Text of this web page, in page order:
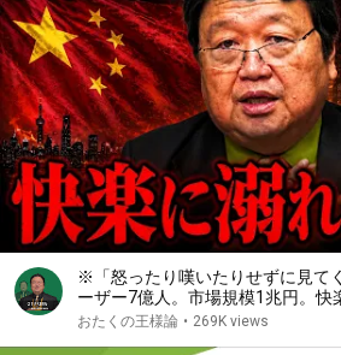
※「怒ったり嘆いたりせずに見て
ーザー7億人。市場規模1兆円。快
って人間が自発的に家畜化された
おたくの王様論 • 269K views